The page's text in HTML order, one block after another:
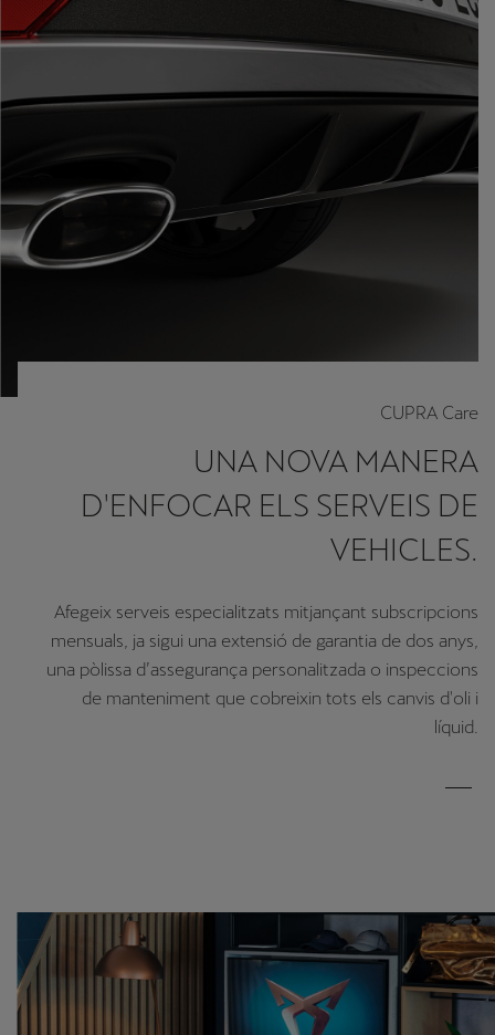
CUPRA Care
UNA NOVA MANERA
D'ENFOCAR ELS SERVEIS DE
VEHICLES.
Afegeix serveis especialitzats mitjançant subscripcions
mensuals, ja sigui una extensió de garantia de dos anys,
una pòlissa d’assegurança personalitzada o inspeccions
de manteniment que cobreixin tots els canvis d'oli i
líquid.